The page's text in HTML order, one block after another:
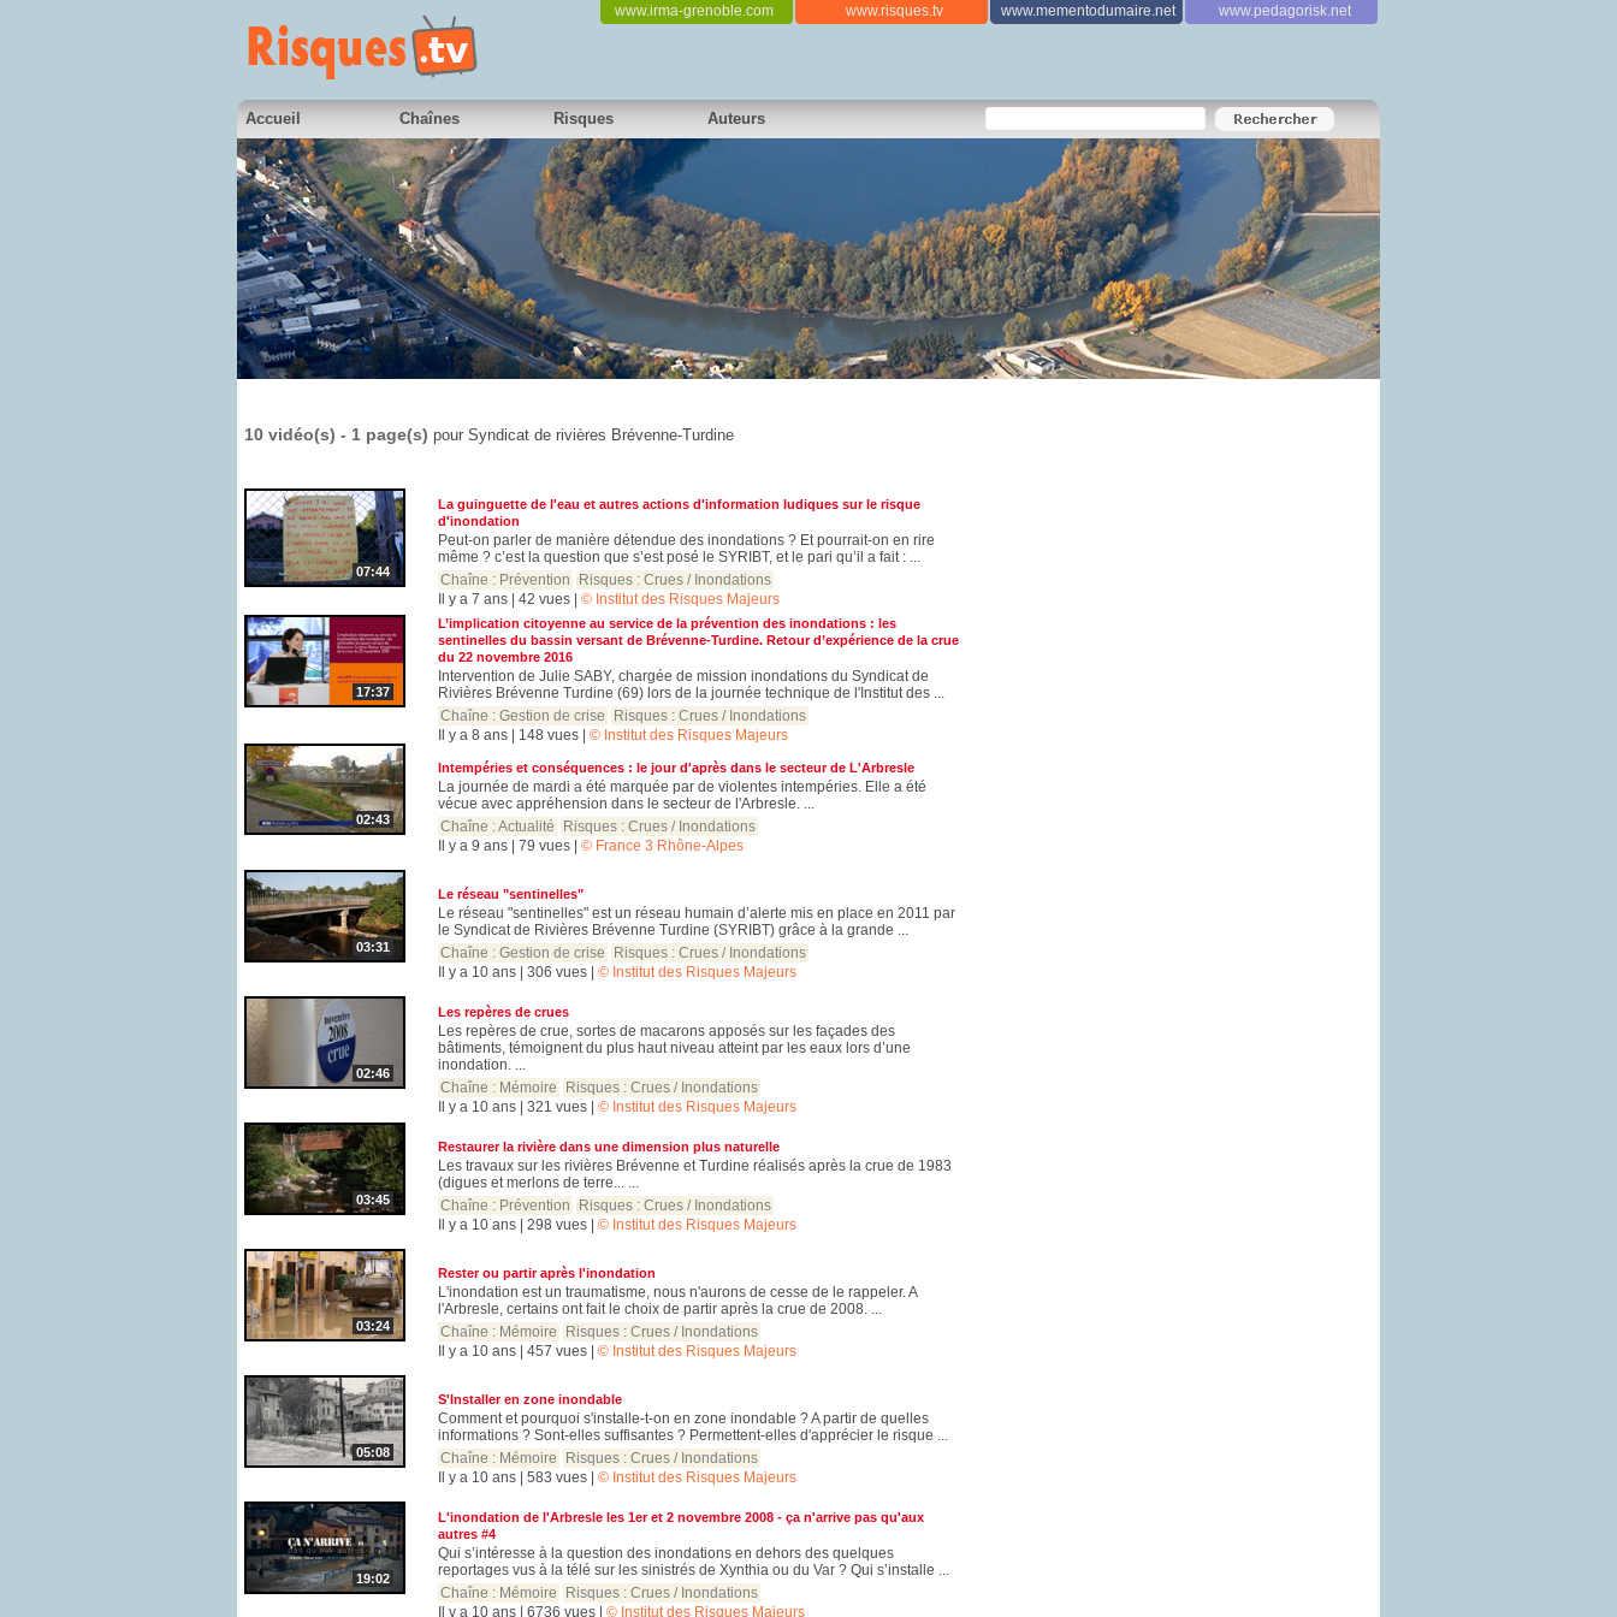
www.irma-grenoble.com www.risques.tv www.mementodumaire.net www.pedagorisk.net
Accueil Chaînes Risques Auteurs
10 vidéo(s) - 1 page(s) pour Syndicat de rivières Brévenne-Turdine
07:44
La guinguette de l'eau et autres actions d'information ludiques sur le risque
d'inondation
Peut-on parler de manière détendue des inondations ? Et pourrait-on en rire
même ? c’est la question que s’est posé le SYRIBT, et le pari qu’il a fait : ...
Chaîne : Prévention Risques :Crues / Inondations
Il y a 7 ans | 42 vues |© Institut des Risques Majeurs
17:37
L’implication citoyenne au service de la prévention des inondations : les
sentinelles du bassin versant de Brévenne-Turdine. Retour d’expérience de la crue
du 22 novembre 2016
Intervention de Julie SABY, chargée de mission inondations du Syndicat de
Rivières Brévenne Turdine (69) lors de la journée technique de l'Institut des ...
Chaîne :Gestion de crise Risques :Crues / Inondations
Il y a 8 ans | 148 vues |© Institut des Risques Majeurs
02:43
Intempéries et conséquences : le jour d'après dans le secteur de L'Arbresle
La journée de mardi a été marquée par de violentes intempéries. Elle a été
vécue avec appréhension dans le secteur de l'Arbresle. ...
Chaîne :Actualité Risques :Crues / Inondations
Il y a 9 ans | 79 vues |© France 3 Rhône-Alpes
03:31
Le réseau "sentinelles"
Le réseau "sentinelles" est un réseau humain d’alerte mis en place en 2011 par
le Syndicat de Rivières Brévenne Turdine (SYRIBT) grâce à la grande ...
Chaîne :Gestion de crise Risques :Crues / Inondations
Il y a 10 ans | 306 vues |© Institut des Risques Majeurs
02:46
Les repères de crues
Les repères de crue, sortes de macarons apposés sur les façades des
bâtiments, témoignent du plus haut niveau atteint par les eaux lors d’une
inondation. ...
Chaîne : Mémoire Risques :Crues / Inondations
Il y a 10 ans | 321 vues |© Institut des Risques Majeurs
03:45
Restaurer la rivière dans une dimension plus naturelle
Les travaux sur les rivières Brévenne et Turdine réalisés après la crue de 1983
(digues et merlons de terre... ...
Chaîne : Prévention Risques :Crues / Inondations
Il y a 10 ans | 298 vues |© Institut des Risques Majeurs
03:24
Rester ou partir après l'inondation
L'inondation est un traumatisme, nous n'aurons de cesse de le rappeler. A
l'Arbresle, certains ont fait le choix de partir après la crue de 2008. ...
Chaîne : Mémoire Risques :Crues / Inondations
Il y a 10 ans | 457 vues |© Institut des Risques Majeurs
05:08
S'Installer en zone inondable
Comment et pourquoi s'installe-t-on en zone inondable ? A partir de quelles
informations ? Sont-elles suffisantes ? Permettent-elles d'apprécier le risque ...
Chaîne : Mémoire Risques :Crues / Inondations
Il y a 10 ans | 583 vues |© Institut des Risques Majeurs
19:02
L'inondation de l'Arbresle les 1er et 2 novembre 2008 - ça n'arrive pas qu'aux
autres #4
Qui s’intéresse à la question des inondations en dehors des quelques
reportages vus à la télé sur les sinistrés de Xynthia ou du Var ? Qui s’installe ...
Chaîne : Mémoire Risques :Crues / Inondations
Il y a 10 ans | 6736 vues |© Institut des Risques Majeurs